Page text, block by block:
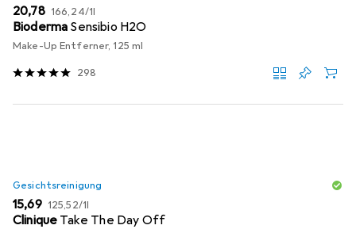
EUR
20,78 EUR
166,24/1l
Bioderma Sensibio H2O
Make-Up Entferner, 125 ml
298
Gesichtsreinigung
EUR
15,69 EUR
125,52/1l
Clinique Take The Day Off